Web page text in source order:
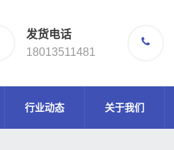
发货电话
18013511481
行业动态 关于我们